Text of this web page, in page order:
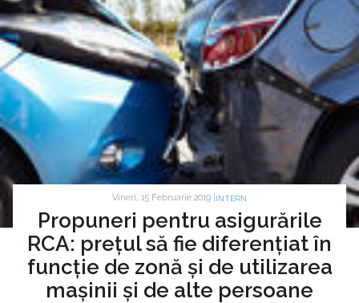
Vineri, 15 Februarie 2019 | INTERN
Propuneri pentru asigurările
RCA: prețul să fie diferențiat în
funcție de zonă și de utilizarea
mașinii și de alte persoane